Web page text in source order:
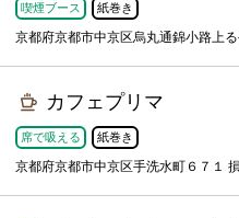
喫煙ブース 紙巻き
京都府京都市中京区烏丸通錦小路上
カフェプリマ
席で吸える 紙巻き
京都府京都市中京区手洗水町６７１